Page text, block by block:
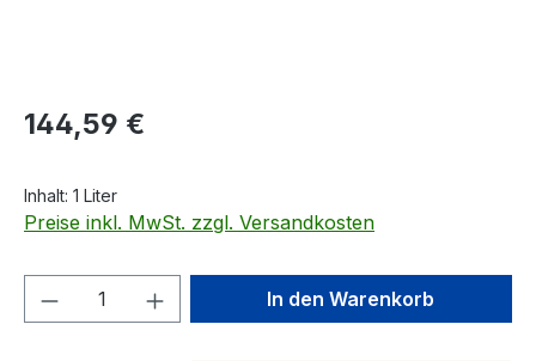
Regulärer Preis:
144,59 €
Inhalt: 1 Liter
Preise inkl. MwSt. zzgl. Versandkosten
Produkt Anzahl: Gib denIn den Warenkorb